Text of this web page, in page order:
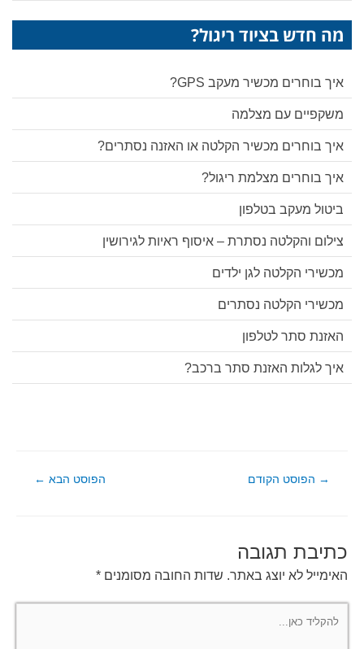
מה חדש בציוד ריגול?
איך בוחרים מכשיר מעקב GPS?
משקפיים עם מצלמה
איך בוחרים מכשיר הקלטה או האזנה נסתרים?
איך בוחרים מצלמת ריגול?
ביטול מעקב בטלפון
צילום והקלטה נסתרת – איסוף ראיות לגירושין
מכשירי הקלטה לגן ילדים
מכשירי הקלטה נסתרים
האזנת סתר לטלפון
איך לגלות האזנת סתר ברכב?
ניווט
→ הפוסט הקודם הפוסט הבא ←
כתיבת תגובה
האימייל לא יוצג באתר. שדות החובה מסומנים *
כאן...